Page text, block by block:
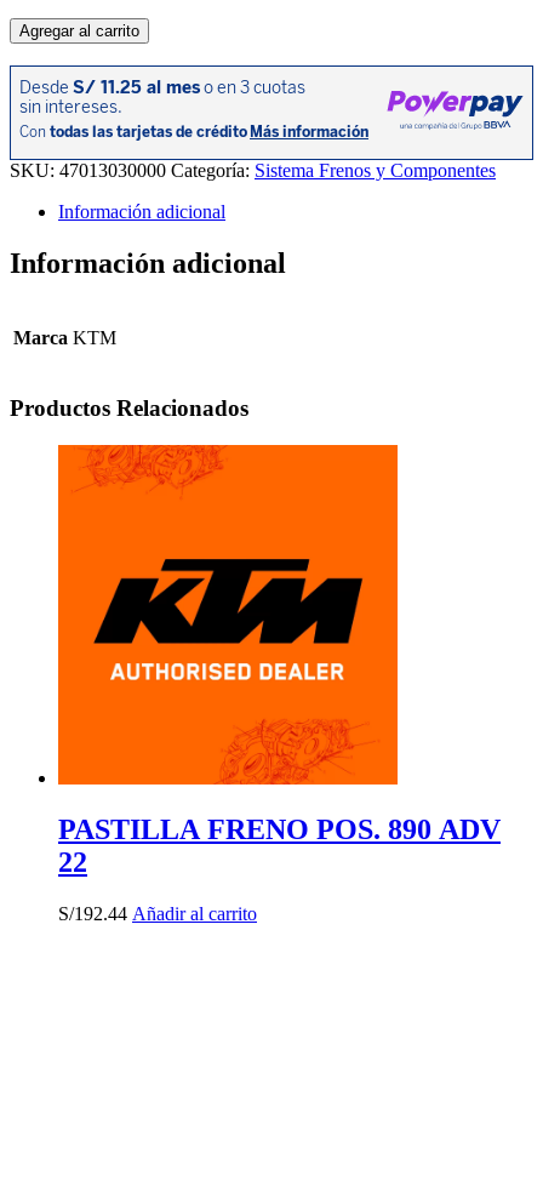
PASTILLA
FRENO
DEL.
85SX
12-
14/FREERIDE
350
12-
cantidad
Agregar al carrito
SKU: 47013030000 Categoría: Sistema Frenos y Componentes
Información adicional
Información adicional
Marca KTM
Productos Relacionados
PASTILLA FRENO POS. 890 ADV
22
S/192.44 Añadir al carrito